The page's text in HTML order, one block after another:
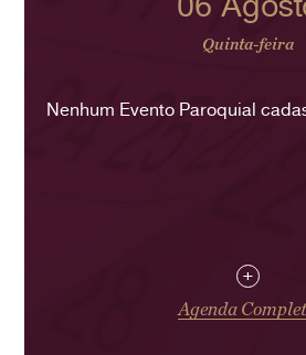
Quinta-feira
Nenhum Evento Paroquial
+
Agenda